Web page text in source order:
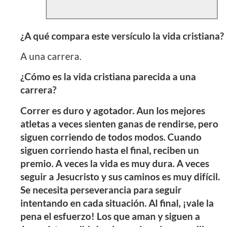
¿A qué compara este versículo la vida cristiana?
A una carrera.
¿Cómo es la vida cristiana parecida a una
carrera?
Correr es duro y agotador. Aun los mejores
atletas a veces sienten ganas de rendirse, pero
siguen corriendo de todos modos. Cuando
siguen corriendo hasta el final, reciben un
premio. A veces la vida es muy dura. A veces
seguir a Jesucristo y sus caminos es muy difícil.
Se necesita perseverancia para seguir
intentando en cada situación. Al final, ¡vale la
pena el esfuerzo! Los que aman y siguen a